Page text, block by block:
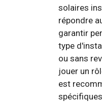
solaires
répondre
garantir
type
ou sans
jouer un
est